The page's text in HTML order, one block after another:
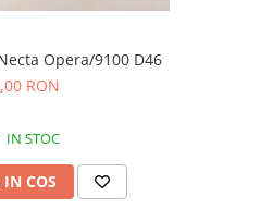
Opera/9100 D46
RON
IN STOC
COS